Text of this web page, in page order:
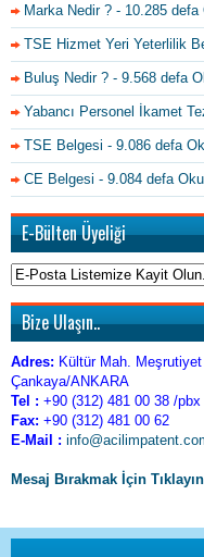
Marka Nedir ? - 10.285 defa
TSE Hizmet Yeri Yeterlilik
Buluş Nedir ? - 9.568 defa
Yabancı Personel İkamet
TSE Belgesi - 9.086 defa
CE Belgesi - 9.084 defa
E-Bülten Üyeliği
Bize Ulaşın..
Adres: Kültür Mah.
Çankaya/ANKARA
Tel : +90 (312) 481 00 38 /pbx
Fax: +90 (312) 481 00 62
E-Mail :
Mesaj Bırakmak İçin